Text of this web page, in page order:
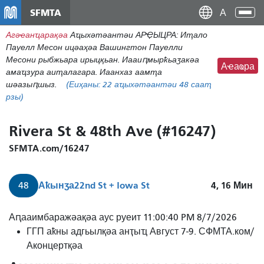
контенидо
адиректор
SFMTA
Агәҽанҵарақәа Аҵыхәтәантәи АРҾЫЦРА: Иҭало
Пауелл Месон ицәаҳәа Вашингтон Пауелли
Месони рыбжьара ирыцқьан. Иааиԥмырҟьаӡакәа
амаҵзура аиҭалагара. Иаанхаз аамҭа
шәазыԥшыз.
(Еиҳаны: 22 аҵыхәтәантәи 48 сааҭ
рзы)
Аҽаҩра
Rivera St & 48th Ave (#16247)
SFMTA.com/16247
48 Аҟынӡа22nd St + Iowa St 4, 16 Мин
48
Квинтара/24-
Аԥааимбаражәақәа аус руеит 11:00:40 PM 8/7/2026
ГГП аҟны адгьылқәа анҭыҵ Август 7-9. СФМТА.ком/
Аконцертқәа